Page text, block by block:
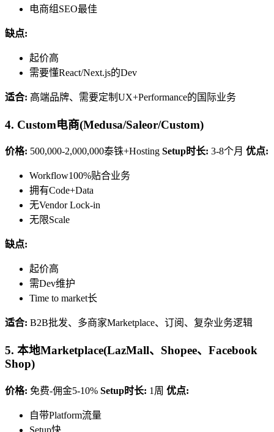
电商组SEO最佳
缺点:
起价高
需要懂React/Next.js的Dev
适合: 高端品牌、需要定制UX+Performance的国际业务
4. Custom电商(Medusa/Saleor/Custom)
价格: 500,000-2,000,000泰铢+Hosting Setup时长: 3-8个月 优点:
Workflow100%贴合业务
拥有Code+Data
无Vendor Lock-in
无限Scale
缺点:
起价高
需Dev维护
Time to market长
适合: B2B批发、多商家Marketplace、订阅、复杂业务逻辑
5. 本地Marketplace(LazMall、Shopee、Facebook
Shop)
价格: 免费-佣金5-10% Setup时长: 1周 优点:
自带Platform流量
Setup快